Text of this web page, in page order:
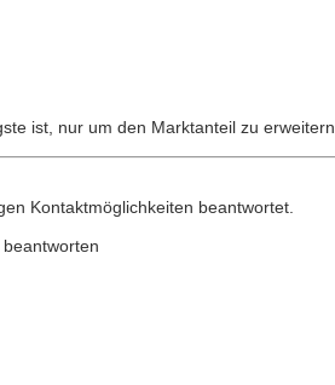
ist, nur um den Marktanteil zu erweitern.
Kontaktmöglichkeiten beantwortet.